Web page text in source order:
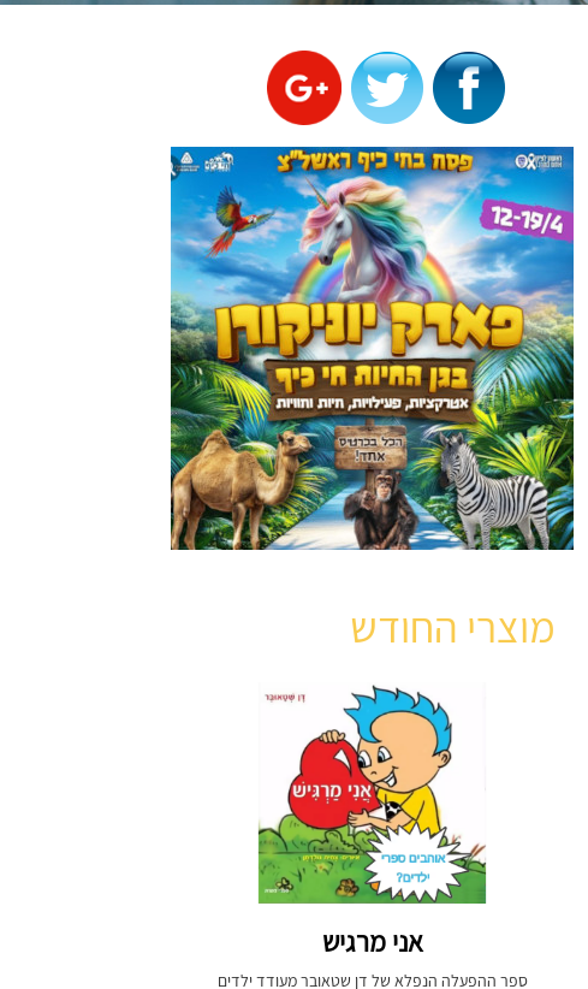
מוצרי החודש
אני מרגיש
ספר ההפעלה הנפלא של דן שטאובר מעודד ילדים